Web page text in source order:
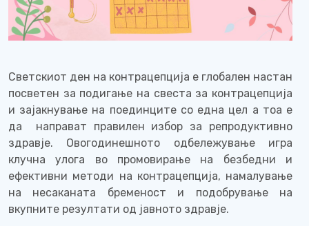
Светскиот ден на контрацепција е глобален настан
посветен за подигање на свеста за контрацепција
и зајакнување на поединците со една цел а тоа е
да
направат правилен избор за репродуктивно
здравје. Овогодинешното одбележување игра
клучна улога во промовирање на безбедни и
ефективни методи на контрацепција, намалување
на несаканата бременост и подобрување на
вкупните резултати од јавното здравје.